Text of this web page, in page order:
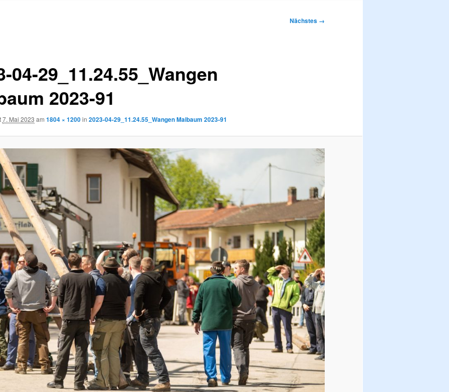
Nächstes →
04-29_11.24.55_Wangen
2023-91
7. Mai 2023 am 1804 × 1200in 2023-04-29_11.24.55_Wangen Maibaum 2023-91